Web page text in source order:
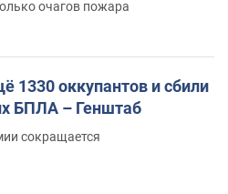
очагов пожара
1330 оккупантов и сбили
БПЛА – Генштаб
сокращается